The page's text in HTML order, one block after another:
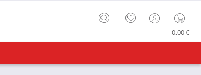
0,00 €